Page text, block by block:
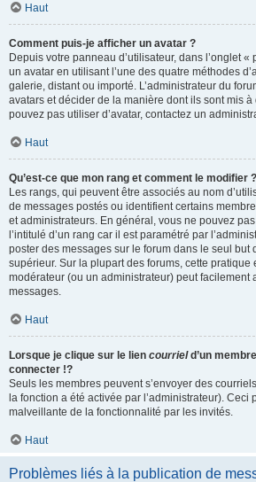
Haut
Comment puis-je afficher un avatar ?
Depuis votre panneau d’utilisateur, dans l’onglet
un avatar en utilisant l’une des quatre méthodes
galerie, distant ou importé. L’administrateur du
avatars et décider de la manière dont ils sont mis
pouvez pas utiliser d’avatar, contactez un
Haut
Qu’est-ce que mon rang et comment le modifier ?
Les rangs, qui peuvent être associés au nom
de messages postés ou identifient certains
et administrateurs. En général, vous ne pouvez
l’intitulé d’un rang car il est paramétré par
poster des messages sur le forum dans le seul but
supérieur. Sur la plupart des forums, cette pratique
modérateur (ou un administrateur) peut facilement
messages.
Haut
Lorsque je clique sur le lien courrield’un
connecter !?
Seuls les membres peuvent s’envoyer des
la fonction a été activée par l’administrateur). Ceci
malveillante de la fonctionnalité par les invités.
Haut
Problèmes liés à la publication de